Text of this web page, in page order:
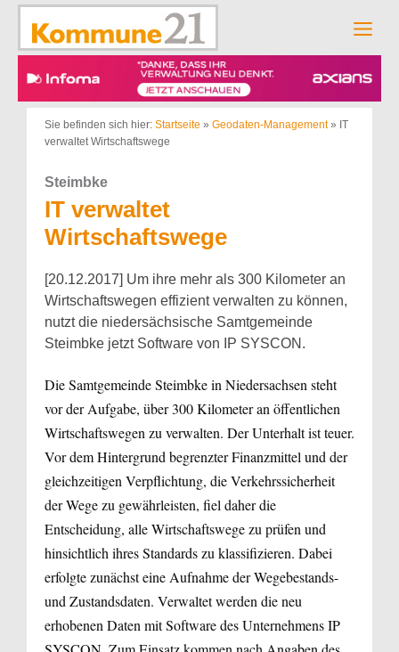
Zum
springen
Sie befinden sich hier: Startseite » Geodaten-Management» IT
verwaltet Wirtschaftswege
Steimbke
IT verwaltet
Wirtschaftswege
[20.12.2017] Um ihre mehr als 300 Kilometer an
Wirtschaftswegen effizient verwalten zu können,
nutzt die niedersächsische Samtgemeinde
Steimbke jetzt Software von IP SYSCON.
Die Samtgemeinde Steimbke in Niedersachsen steht
vor der Aufgabe, über 300 Kilometer an öffentlichen
Wirtschaftswegen zu verwalten. Der Unterhalt ist teuer.
Vor dem Hintergrund begrenzter Finanzmittel und der
gleichzeitigen Verpflichtung, die Verkehrssicherheit
der Wege zu gewährleisten, fiel daher die
Entscheidung, alle Wirtschaftswege zu prüfen und
hinsichtlich ihres Standards zu klassifizieren. Dabei
erfolgte zunächst eine Aufnahme der Wegebestands-
und Zustandsdaten. Verwaltet werden die neu
erhobenen Daten mit Software des Unternehmens IP